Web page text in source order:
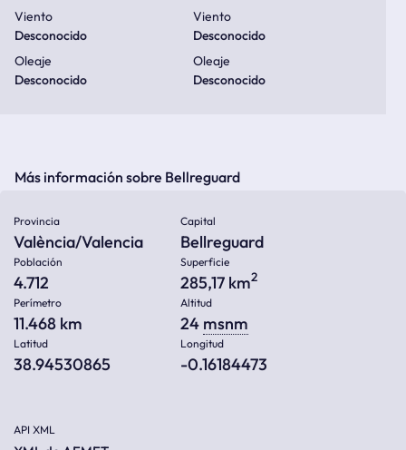
Viento
Desconocido
Oleaje
Desconocido
Viento
Desconocido
Oleaje
Desconocido
Más información sobre Bellreguard
Provincia
València/Valencia
Capital
Bellreguard
Población
4.712
Superficie
285,17 km2
Perímetro
11.468 km
Altitud
24 msnm
Latitud
38.94530865
Longitud
-0.16184473
API XML